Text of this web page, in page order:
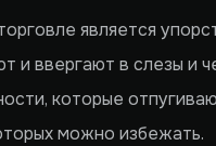
является
и ввергают в слезы и
которые
можно избежать.